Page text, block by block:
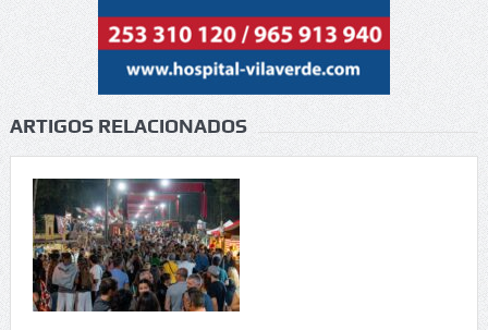
ARTIGOS RELACIONADOS